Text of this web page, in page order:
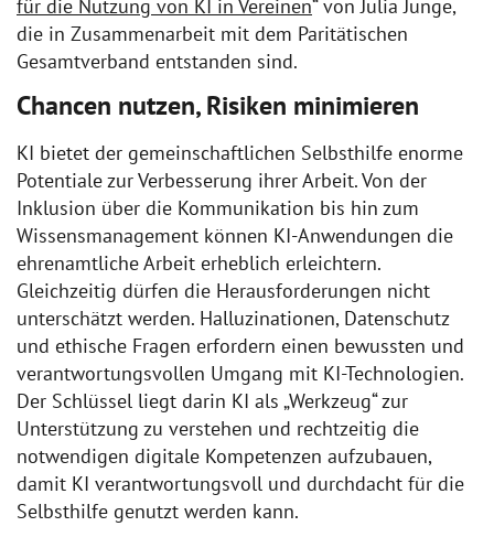
für die Nutzung von KI in Vereinen“ von Julia Junge,
die in Zusammenarbeit mit dem Paritätischen
Gesamtverband entstanden sind.
Chancen nutzen, Risiken minimieren
KI bietet der gemeinschaftlichen Selbsthilfe enorme
Potentiale zur Verbesserung ihrer Arbeit. Von der
Inklusion über die Kommunikation bis hin zum
Wissensmanagement können KI-Anwendungen die
ehrenamtliche Arbeit erheblich erleichtern.
Gleichzeitig dürfen die Herausforderungen nicht
unterschätzt werden. Halluzinationen, Datenschutz
und ethische Fragen erfordern einen bewussten und
verantwortungsvollen Umgang mit KI-Technologien.
Der Schlüssel liegt darin KI als „Werkzeug“ zur
Unterstützung zu verstehen und rechtzeitig die
notwendigen digitale Kompetenzen aufzubauen,
damit KI verantwortungsvoll und durchdacht für die
Selbsthilfe genutzt werden kann.